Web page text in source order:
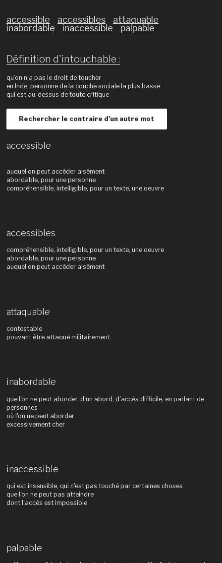
accessible accessibles
attaquable
inabordable
inaccessible palpable
Définition d'intouchable :
qu’on n’a pas le droit de toucher
en Inde, personne de la couche sociale la plus basse
qui est au-dessus de toute critique
Rechercher le contraire d'un autre mot
accessible
auquel on peut accéder aisément
abordable, pour une personne
compréhensible, intelligible, pour un texte, une oeuvre
accessibles
compréhensible, intelligible, pour un texte, une oeuvre
abordable, pour une personne
auquel on peut accéder aisément
attaquable
contestable
pouvant être attaqué militairement
inabordable
que l'on ne peut aborder, d'un abord, d'accès difficile, en parlant de
personnes
où l'on ne peut aborder
excessivement cher
inaccessible
qui est insensible, qui n'est pas touché par certaines choses
que l'on ne peut pas atteindre
dont l'accès est impossible
palpable